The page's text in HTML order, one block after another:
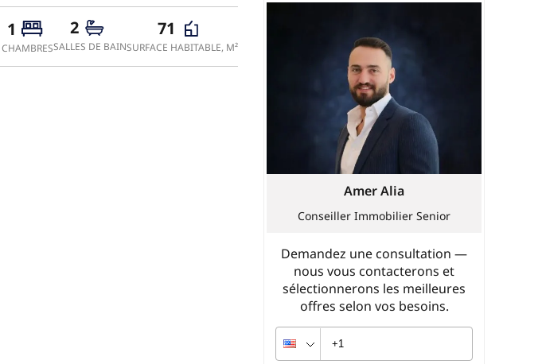
1
CHAMBRES
2
SALLES DE BAIN
71
SURFACE HABITABLE, M²
Demandez une consultation —
nous vous contacterons et
sélectionnerons les meilleures
offres selon vos besoins.
Amer Alia
Conseiller Immobilier Senior